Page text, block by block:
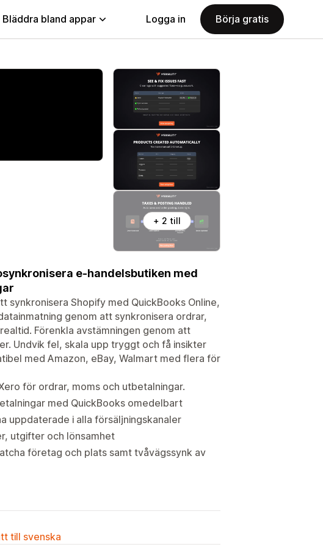
Bläddra bland appar Logga in Börja gratis
+ 2 till
e-handelsbutiken med
Shopify med QuickBooks Online,
genom att synkronisera ordrar,
Förenkla avstämningen genom att
Undvik fel, skala upp tryggt och få insikter
med Amazon, eBay, Walmart med flera för
för ordrar, moms och utbetalningar.
med QuickBooks omedelbart
uppdaterade i alla försäljningskanaler
utgifter och lönsamhet
företag och plats samt tvåvägssynk av
till svenska